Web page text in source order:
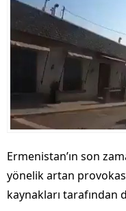
Ermenistan’ın son
yönelik artan
kaynakları tarafından